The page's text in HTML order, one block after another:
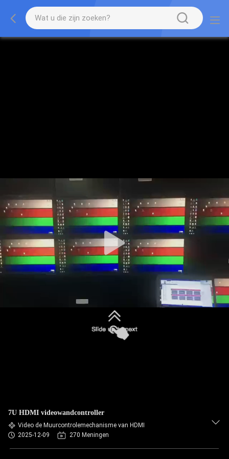
7U HDMI videowandcontroller
Video de Muurcontrolemechanisme van HDMI
2025-12-09
270 Meningen